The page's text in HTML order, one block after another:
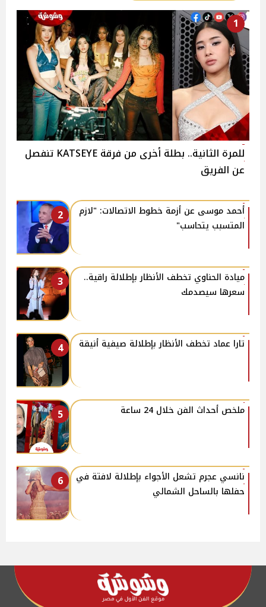
1
للمرة الثانية.. بطلة أخرى من فرقة KATSEYE تنفصل
عن الفريق
2
أحمد موسى عن أزمة خطوط الاتصالات: "لازم
المتسبب يتحاسب"
3
ميادة الحناوي تخطف الأنظار بإطلالة راقية..
سعرها سيصدمك
4 تارا عماد تخطف الأنظار بإطلالة صيفية أنيقة
5 ملخص أحداث الفن خلال 24 ساعة
6
نانسي عجرم تشعل الأجواء بإطلالة لافتة في
حفلها بالساحل الشمالي